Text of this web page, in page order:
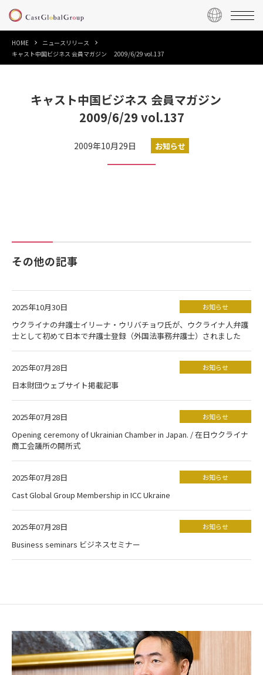
HOME
ニュースリリース
キャスト中国ビジネス 会員マガジン 2009/6/29 vol.137
キャスト中国ビジネス 会員マガジン
2009/6/29 vol.137
2009年10月29日 お知らせ
その他の記事
2025年10月30日 お知らせ
ウクライナの弁護士イリーナ・ウリバチョワ氏が、ウクライナ人弁護
士として初めて日本で弁護士登録（外国法事務弁護士）されました
2025年07月28日 お知らせ
日本財団ウェブサイト掲載記事
2025年07月28日 お知らせ
Opening ceremony of Ukrainian Chamber in Japan. / 在日ウクライナ
商工会議所の開所式
2025年07月28日 お知らせ
Cast Global Group Membership in ICC Ukraine
2025年07月28日 お知らせ
Business seminars ビジネスセミナー